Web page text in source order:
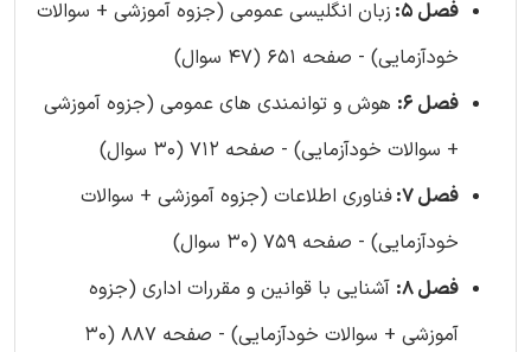
فصل 5:
زبان انگلیسی عمومی (جزوه آموزشی + سوالات
خودآزمایی) - صفحه 651 (47 سوال)
فصل 6:
هوش و توانمندی های عمومی (جزوه آموزشی
+ سوالات خودآزمایی) - صفحه 712 (30 سوال)
فصل 7:
فناوری اطلاعات (جزوه آموزشی + سوالات
خودآزمایی) - صفحه 759 (30 سوال)
فصل 8:
آشنایی با قوانین و مقررات اداری (جزوه
آموزشی + سوالات خودآزمایی) - صفحه 887 (30